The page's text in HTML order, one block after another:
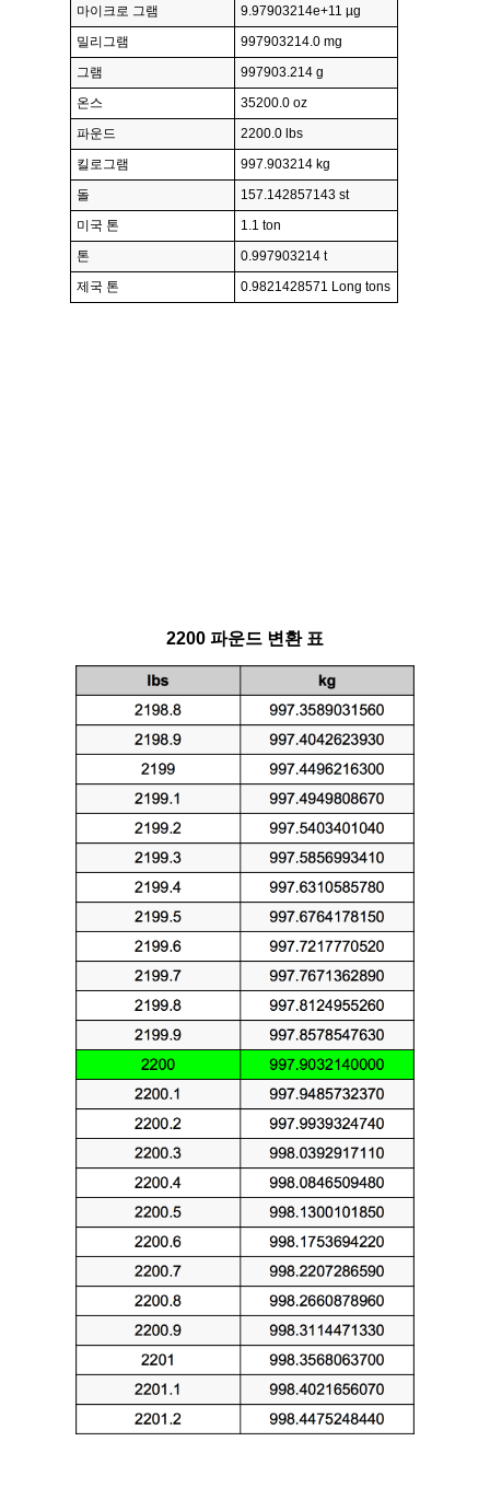
마이크로 그램
9.97903214e+11 µg
밀리그램
997903214.0 mg
그램
997903.214 g
온스
35200.0 oz
파운드
2200.0 lbs
킬로그램
997.903214 kg
돌
157.142857143 st
미국 톤
1.1 ton
톤
0.997903214 t
제국 톤
0.9821428571 Long tons
2200 파운드 변환 표